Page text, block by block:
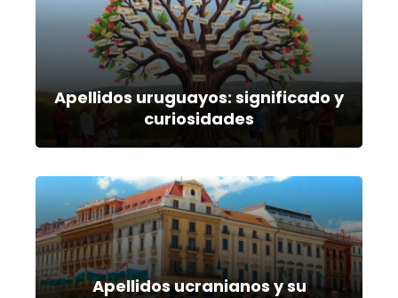
Apellidos uruguayos: significado y
curiosidades
Apellidos ucranianos y su